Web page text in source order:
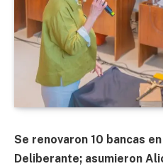
Se renovaron 10 bancas
Deliberante; asumieron